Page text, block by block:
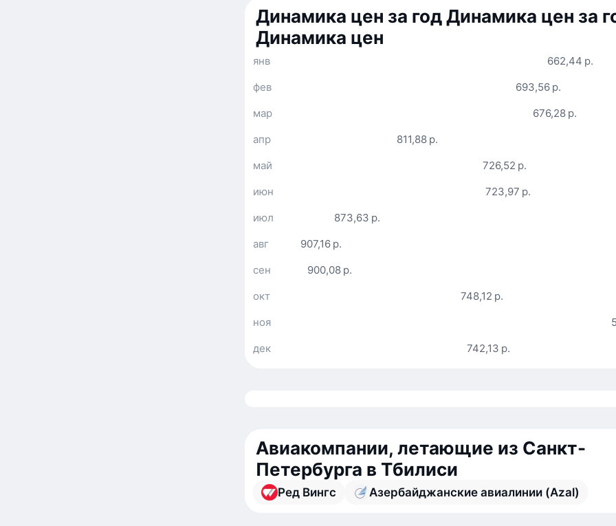
Динамика цен за годДинамика цен за
Динамика цен
662,44 р.
янв
693,56 р.
фев
676,28 р.
мар
811,88 р.
апр
726,52 р.
май
723,97 р.
июн
873,63 р.
июл
907,16 р.
авг
900,08 р.
сен
748,12 р.
окт
ноя
742,13 р.
дек
Авиакомпании, летающие из Санкт-
Петербурга в Тбилиси
Ред Вингс Азербайджанские авиалинии (Azal)